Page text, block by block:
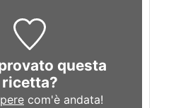
questa
ricetta?
com'è andata!